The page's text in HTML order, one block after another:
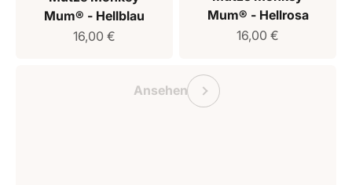
Mum® - Hellblau
Verkaufspreis
16,00 €
Mum® - Hellrosa
Verkaufspreis
16,00 €
AnsehenVorherige